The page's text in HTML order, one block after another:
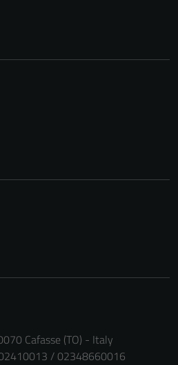
Cafasse (TO) - Italy
/ 02348660016